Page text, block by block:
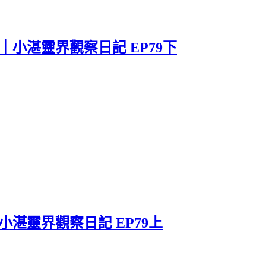
小湛靈界觀察日記 EP79下
湛靈界觀察日記 EP79上